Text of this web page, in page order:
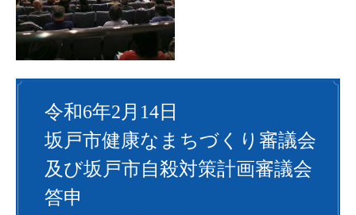
令和6年2月14日
坂戸市健康なまちづくり審議会
及び坂戸市自殺対策計画審議会
答申